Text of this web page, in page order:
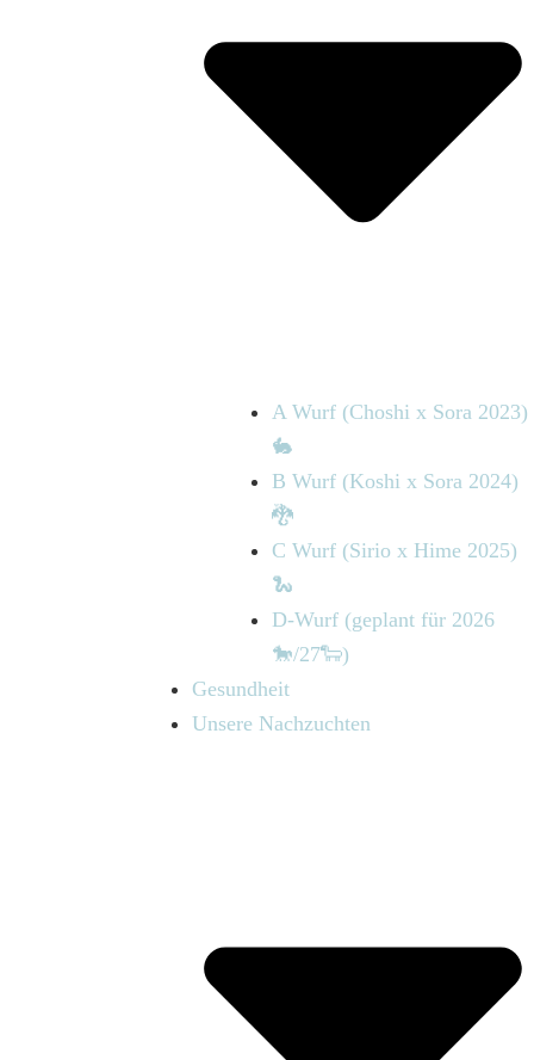
A Wurf (Choshi x Sora 2023)
🐇
B Wurf (Koshi x Sora 2024)
🐉
C Wurf (Sirio x Hime 2025)
🐍
D-Wurf (geplant für 2026
🐎/27🐑)
Gesundheit
Unsere Nachzuchten